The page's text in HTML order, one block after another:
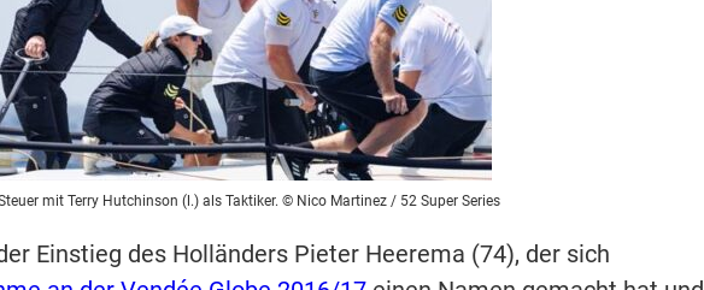
mit Terry Hutchinson (l.) als Taktiker. © Nico Martinez / 52 Super Series
Einstieg des Holländers Pieter Heerema (74), der sich